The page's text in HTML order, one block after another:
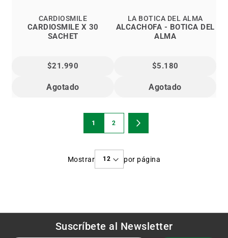
CARDIOSMILE X 30
SACHET
CARDIOSMILE
$21.990
Agotado
ALCACHOFA - BOTICA DEL
ALMA
LA BOTICA DEL ALMA
$5.180
Agotado
la
1
2
Mostrar por página
Suscríbete al Newsletter